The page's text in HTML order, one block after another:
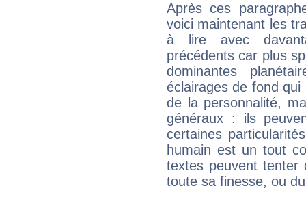
Après ces
voici maintenant les
à lire avec
précédents car plus
dominantes
éclairages de fond
de la personnalité,
généraux : ils
certaines
humain est un tout
textes peuvent tenter
toute sa finesse, ou